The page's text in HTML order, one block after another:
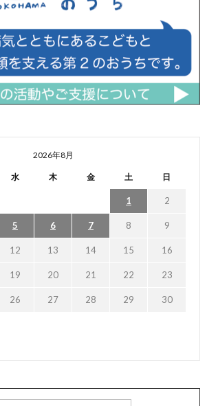
2026年8月
水 木 金 土 日
1 2
5 6 7 8 9
12 13 14 15 16
19 20 21 22 23
26 27 28 29 30